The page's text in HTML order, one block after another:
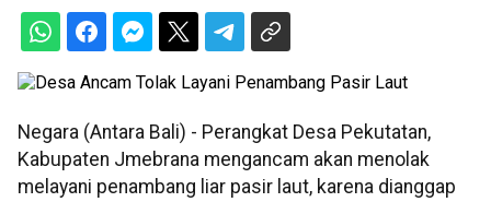
Negara (Antara Bali) - Perangkat Desa Pekutatan,
Kabupaten Jmebrana mengancam akan menolak
melayani penambang liar pasir laut, karena dianggap